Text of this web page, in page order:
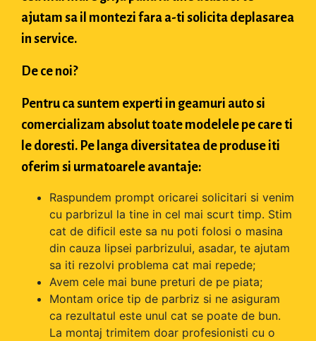
ajutam sa il montezi fara a-ti solicita deplasarea
in service.
De ce noi?
Pentru ca suntem experti in geamuri auto si
comercializam absolut toate modelele pe care ti
le doresti. Pe langa diversitatea de produse iti
oferim si urmatoarele avantaje:
Raspundem prompt oricarei solicitari si venim
cu parbrizul la tine in cel mai scurt timp. Stim
cat de dificil este sa nu poti folosi o masina
din cauza lipsei parbrizului, asadar, te ajutam
sa iti rezolvi problema cat mai repede;
Avem cele mai bune preturi de pe piata;
Montam orice tip de parbriz si ne asiguram
ca rezultatul este unul cat se poate de bun.
La montaj trimitem doar profesionisti cu o